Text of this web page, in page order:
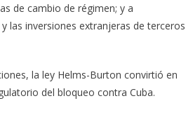
de cambio de régimen; y a
las inversiones extranjeras de terceros
la ley Helms-Burton convirtió en
del bloqueo contra Cuba.